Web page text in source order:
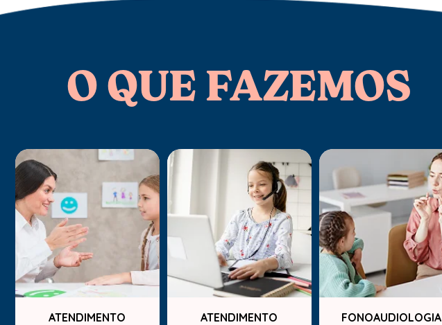
O QUE FAZEMOS
ATENDIMENTO
ATENDIMENTO
FONOAUDIOLOGIA